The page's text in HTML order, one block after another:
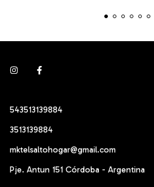
543513139884
3513139884
mktelsaltohogar@gmail.com
Pje. Antun 151 Córdoba - Argentina